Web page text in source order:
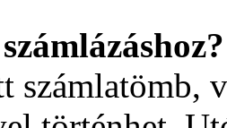
számlatömb,